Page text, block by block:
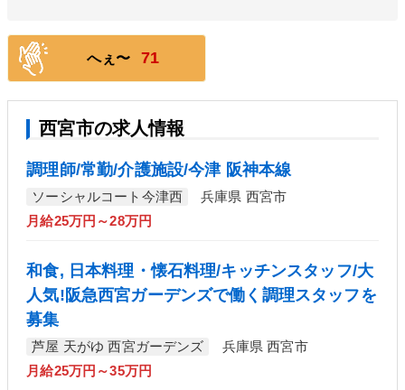
へぇ〜 71
西宮市の求人情報
調理師/常勤/介護施設/今津 阪神本線
ソーシャルコート今津西
兵庫県 西宮市
月給25万円～28万円
和食, 日本料理・懐石料理/キッチンスタッフ/大
人気!阪急西宮ガーデンズで働く調理スタッフを
募集
芦屋 天がゆ 西宮ガーデンズ
兵庫県 西宮市
月給25万円～35万円